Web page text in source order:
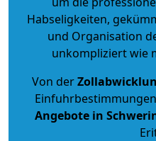
Habseligkeiten,
und Organisation
unkompliziert wie
Von der
Angebote in